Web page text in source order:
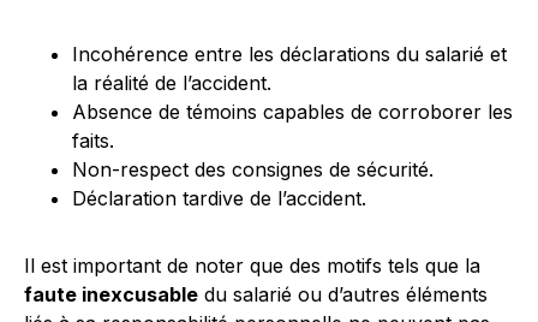
Incohérence entre les déclarations du salarié et
la réalité de l’accident.
Absence de témoins capables de corroborer les
faits.
Non-respect des consignes de sécurité.
Déclaration tardive de l’accident.
Il est important de noter que des motifs tels que la
faute inexcusable du salarié ou d’autres éléments